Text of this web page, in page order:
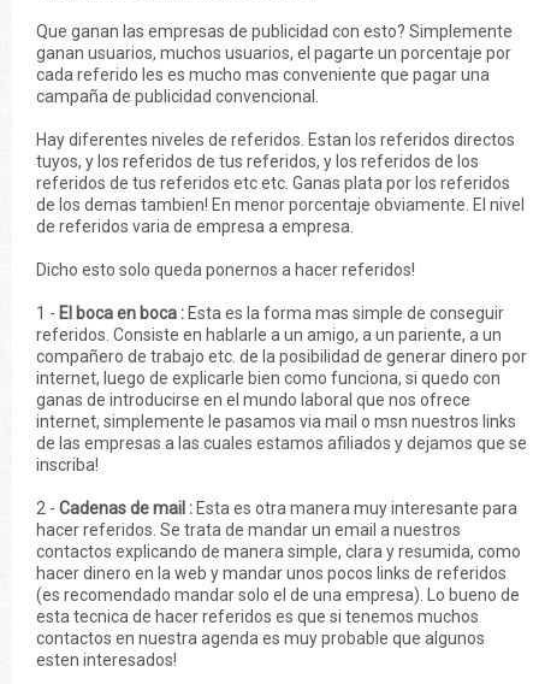
Que ganan las empresas de publicidad con esto? Simplemente
ganan usuarios, muchos usuarios, el pagarte un porcentaje por
cada referido les es mucho mas conveniente que pagar una
campaña de publicidad convencional.
Hay diferentes niveles de referidos. Estan los referidos directos
tuyos, y los referidos de tus referidos, y los referidos de los
referidos de tus referidos etc etc. Ganas plata por los referidos
de los demas tambien! En menor porcentaje obviamente. El nivel
de referidos varia de empresa a empresa.
Dicho esto solo queda ponernos a hacer referidos!
1 - El boca en boca : Esta es la forma mas simple de conseguir
referidos. Consiste en hablarle a un amigo, a un pariente, a un
compañero de trabajo etc. de la posibilidad de generar dinero por
internet, luego de explicarle bien como funciona, si quedo con
ganas de introducirse en el mundo laboral que nos ofrece
internet, simplemente le pasamos via mail o msn nuestros links
de las empresas a las cuales estamos afiliados y dejamos que se
inscriba!
2 - Cadenas de mail : Esta es otra manera muy interesante para
hacer referidos. Se trata de mandar un email a nuestros
contactos explicando de manera simple, clara y resumida, como
hacer dinero en la web y mandar unos pocos links de referidos
(es recomendado mandar solo el de una empresa). Lo bueno de
esta tecnica de hacer referidos es que si tenemos muchos
contactos en nuestra agenda es muy probable que algunos
esten interesados!